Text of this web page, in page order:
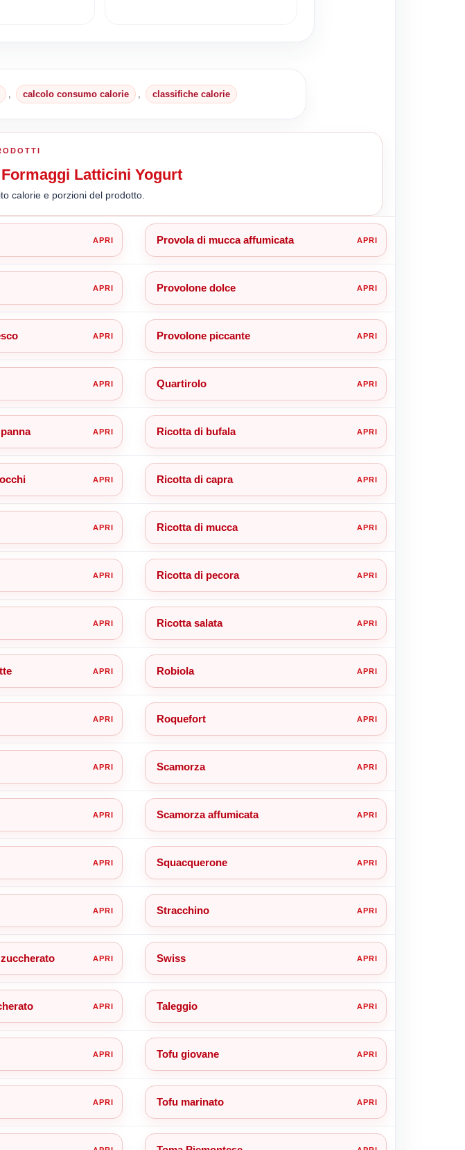
calcolo consumo calorie classifiche calorie
Latticini Yogurt
calorie e porzioni del prodotto.
Provola di mucca affumicata
Provolone dolce
Provolone piccante
Quartirolo
Ricotta di bufala
Ricotta di capra
Ricotta di mucca
Ricotta di pecora
Ricotta salata
Robiola
Roquefort
Scamorza
Scamorza affumicata
Squacquerone
Stracchino
Swiss
Taleggio
Tofu giovane
Tofu marinato